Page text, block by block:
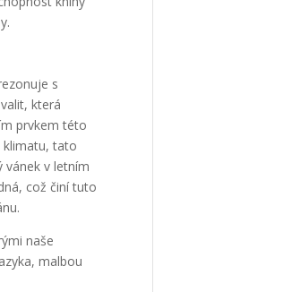
s
která
prvkem této
klimatu, tato
v letním
což činí tuto
naše
malbou